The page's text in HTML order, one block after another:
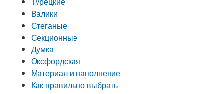
Валики
Стеганые
Секционные
Думка
Оксфордская
Материал и наполнение
Как правильно выбрать